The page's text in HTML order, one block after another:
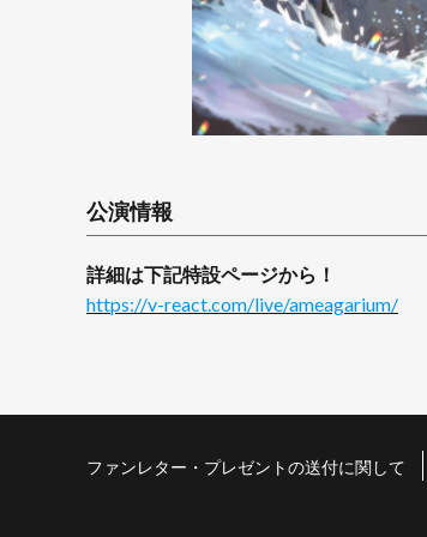
公演情報
詳細は下記特設ページから！
https://v-react.com/live/ameagarium/
ファンレター・プレゼントの送付に関して